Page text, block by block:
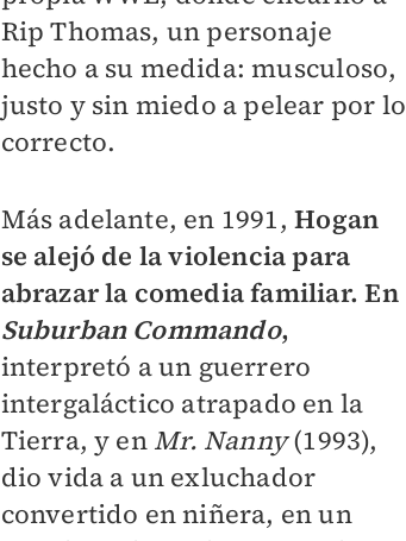
Rip Thomas, un personaje
hecho a su medida: musculoso,
justo y sin miedo a pelear por lo
correcto.
Más adelante, en 1991,Hogan
se alejó de la violencia para
abrazar la comedia familiar. En
Suburban Commando,
interpretó a un guerrero
intergaláctico atrapado en la
Tierra, y en Mr. Nanny(1993),
dio vida a un exluchador
convertido en niñera, en un